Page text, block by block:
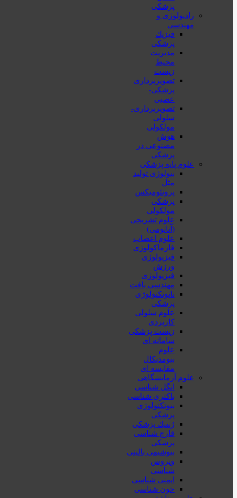
پزشکی
رادیولوژی و
مهندسی
فيزيك
پزشکی
مدیریت
محیط
زیست
تصویربرداری
پزشکی-
عصبی
تصویربرداری-
سلولی
مولکولی
هوش
مصنوعی در
پزشکی
علوم پایه پزشکی
بیولوژی تولید
مثل
پروتئومیکس
پزشکی
مولکولی
علوم تشریحی
(آناتومی)
علوم اعصاب
فارماکولوژی
فیزیولوژی
ورزش
فیزیولوژی
مهندسی بافت
نانوتکنولوژی
پزشکی
علوم سلولی
کاربردی
زیست پزشکی
سامانه ای
علوم
بیومدیکال
مقایسه ای
علوم آزمایشگاهی
انگل شناسی
باکتری شناسی
بیوتکنولوژی
پزشکی
ژنتيك پزشکی
قارچ شناسی
پزشكی
بیوشیمی بالینی
ویروس
شناسی
ایمنی شناسی
خون شناسی